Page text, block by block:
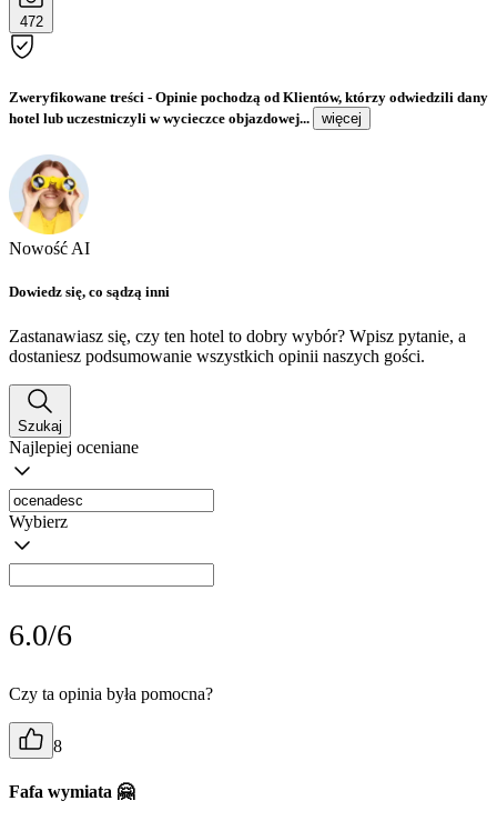
472
Zweryfikowane treści - Opinie pochodzą od Klientów, którzy odwiedzili dany
hotel lub uczestniczyli w wycieczce objazdowej...
więcej
Nowość AI
Dowiedz się, co sądzą inni
Zastanawiasz się, czy ten hotel to dobry wybór? Wpisz pytanie, a
dostaniesz podsumowanie wszystkich opinii naszych gości.
Szukaj
Najlepiej oceniane
Wybierz
6.0/6
Czy ta opinia była pomocna?
8
Fafa wymiata 🤗